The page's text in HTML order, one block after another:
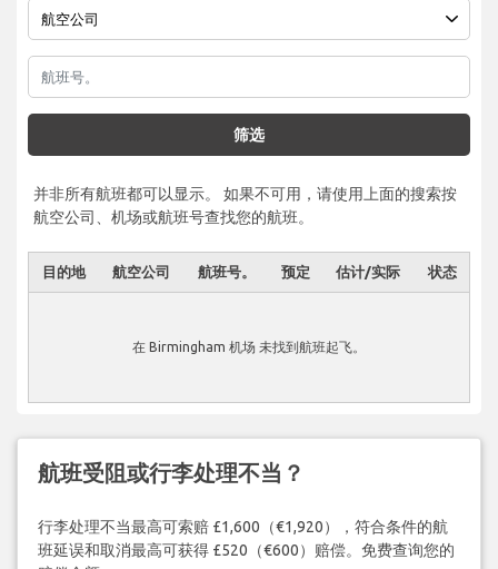
筛选
并非所有航班都可以显示。 如果不可用，请使用上面的搜索按
航空公司、机场或航班号查找您的航班。
目的地 航空公司 航班号。 预定 估计/实际 状态
在 Birmingham 机场 未找到航班起飞。
航班受阻或行李处理不当？
行李处理不当最高可索赔 £1,600（€1,920），符合条件的航
班延误和取消最高可获得 £520（€600）赔偿。免费查询您的